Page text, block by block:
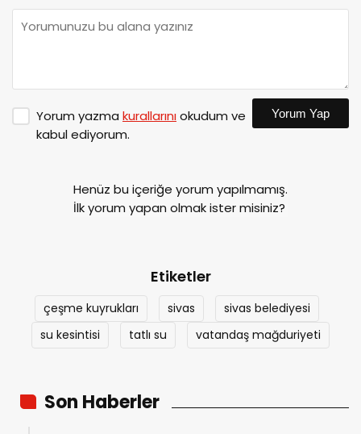
Yorum yazma kurallarınıokudum ve
kabul ediyorum.
Yorum Yap
Henüz bu içeriğe yorum yapılmamış.
İlk yorum yapan olmak ister misiniz?
Etiketler
çeşme kuyrukları sivas
sivas belediyesi
su kesintisi
tatlı su vatandaş mağduriyeti
Son Haberler